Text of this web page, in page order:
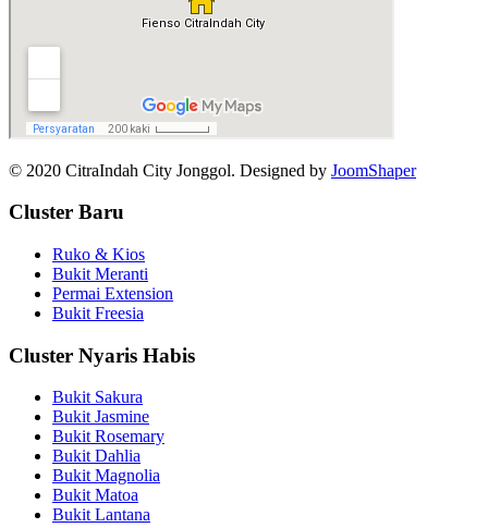
© 2020 CitraIndah City Jonggol. Designed by JoomShaper
Cluster Baru
Ruko & Kios
Bukit Meranti
Permai Extension
Bukit Freesia
Cluster Nyaris Habis
Bukit Sakura
Bukit Jasmine
Bukit Rosemary
Bukit Dahlia
Bukit Magnolia
Bukit Matoa
Bukit Lantana